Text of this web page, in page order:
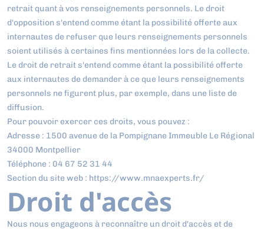
retrait quant à vos renseignements personnels. Le droit
d'opposition s'entend comme étant la possibilité offerte aux
internautes de refuser que leurs renseignements personnels
soient utilisés à certaines fins mentionnées lors de la collecte.
Le droit de retrait s'entend comme étant la possibilité offerte
aux internautes de demander à ce que leurs renseignements
personnels ne figurent plus, par exemple, dans une liste de
diffusion.
Pour pouvoir exercer ces droits, vous pouvez :
Adresse : 1500 avenue de la Pompignane Immeuble Le Régional
34000 Montpellier
Téléphone : 04 67 52 31 44
Section du site web : https://www.mnaexperts.fr/
Droit d'accès
Nous nous engageons à reconnaître un droit d'accès et de